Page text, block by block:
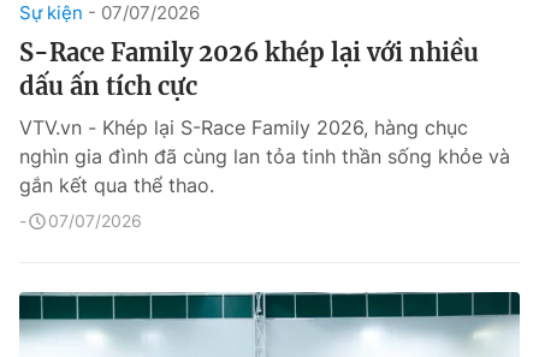
Sự kiện 07/07/2026
S-Race Family 2026 khép lại với nhiều
dấu ấn tích cực
VTV.vn - Khép lại S-Race Family 2026, hàng chục
nghìn gia đình đã cùng lan tỏa tinh thần sống khỏe và
gắn kết qua thể thao.
07/07/2026